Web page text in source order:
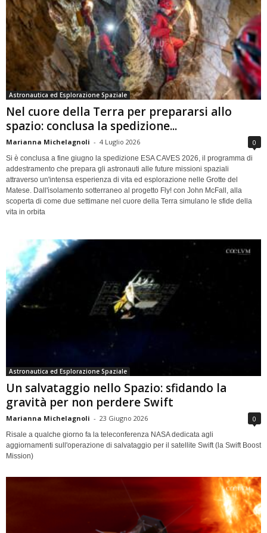
Astronautica ed Esplorazione Spaziale
Nel cuore della Terra per prepararsi allo
spazio: conclusa la spedizione...
Marianna Michelagnoli - 4 Luglio 2026 0
Si è conclusa a fine giugno la spedizione ESA CAVES 2026, il programma di
addestramento che prepara gli astronauti alle future missioni spaziali
attraverso un'intensa esperienza di vita ed esplorazione nelle Grotte del
Matese. Dall'isolamento sotterraneo al progetto Fly! con John McFall, alla
scoperta di come due settimane nel cuore della Terra simulano le sfide della
vita in orbita
Astronautica ed Esplorazione Spaziale
Un salvataggio nello Spazio: sfidando la
gravità per non perdere Swift
Marianna Michelagnoli - 23 Giugno 2026 0
Risale a qualche giorno fa la teleconferenza NASA dedicata agli
aggiornamenti sull'operazione di salvataggio per il satellite Swift (la Swift Boost
Mission)